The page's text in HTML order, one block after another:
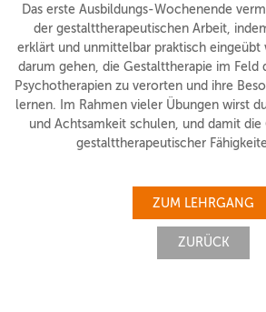
Das erste Ausbildungs-Wochenende
der gestalttherapeutischen Arbeit,
erklärt und unmittelbar praktisch eingeübt
darum gehen, die Gestalttherapie im Feld
Psychotherapien zu verorten und ihre
lernen. Im Rahmen vieler Übungen wirst
und Achtsamkeit schulen, und damit
gestalttherapeutischer
ZUM LEHRGANG
ZURÜCK